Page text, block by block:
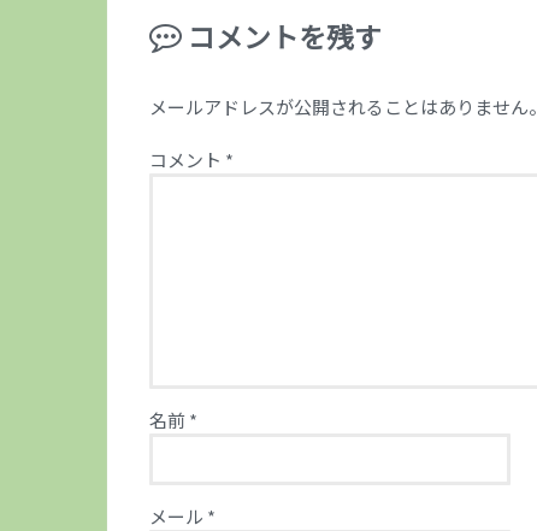
コメントを残す
メールアドレスが公開されることはありません。
コメント *
名前*
メール *